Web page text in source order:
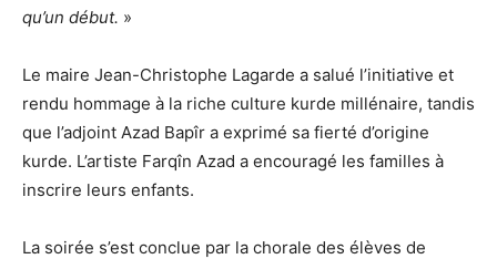
qu’un début. »
Le maire Jean-Christophe Lagarde a salué l’initiative et
rendu hommage à la riche culture kurde millénaire, tandis
que l’adjoint Azad Bapîr a exprimé sa fierté d’origine
kurde. L’artiste Farqîn Azad a encouragé les familles à
inscrire leurs enfants.
La soirée s’est conclue par la chorale des élèves de